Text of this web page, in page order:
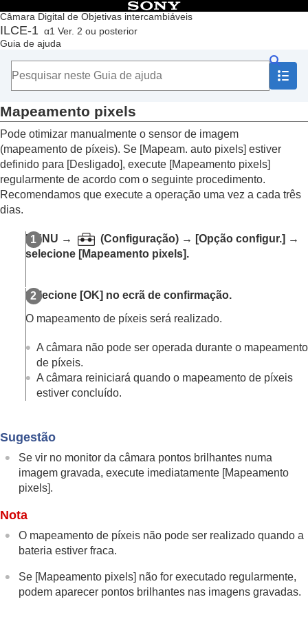
Câmara Digital de Objetivas intercambiáveis
ILCE-1 α1 Ver. 2 ou posterior
Guia de ajuda
Índice
Início
Como utilizar o “Guia de ajuda”
Verificar a câmara e os itens fornecidos
Operações básicas
Preparar a câmara/Operações de fotografia básicas
Encontrar funções a partir do MENU
Utilizar as funções de fotografia
Personalizar a câmara
Visualização
Mudar as definições da câmara
Definições de rede
Definições do visor/monitor
Definições da saída externa
Definições gerais
Def. Área/Data/Hora
Seletor NTSC/PAL
Sinais áudio
Modo lumin. vídeo
Controlo remoto IR
Versão
Visual. número série
Funções disponíveis com um smartphone
Utilizar um computador
Anexo
Se tiver problemas
Mapeamento pixels
Pode otimizar manualmente o sensor de imagem
(mapeamento de píxeis). Se [Mapeam. auto pixels] estiver
definido para [Desligado], execute [Mapeamento pixels]
regularmente de acordo com o seguinte procedimento.
Recomendamos que execute a operação uma vez a cada três
dias.
MENU → (Configuração) → [Opção configur.] →
selecione [Mapeamento pixels].
Selecione [OK] no ecrã de confirmação.
O mapeamento de píxeis será realizado.
A câmara não pode ser operada durante o mapeamento
de píxeis.
A câmara reiniciará quando o mapeamento de píxeis
estiver concluído.
Sugestão
Se vir no monitor da câmara pontos brilhantes numa
imagem gravada, execute imediatamente [Mapeamento
pixels].
Nota
O mapeamento de píxeis não pode ser realizado quando a
bateria estiver fraca.
Se [Mapeamento pixels] não for executado regularmente,
podem aparecer pontos brilhantes nas imagens gravadas.